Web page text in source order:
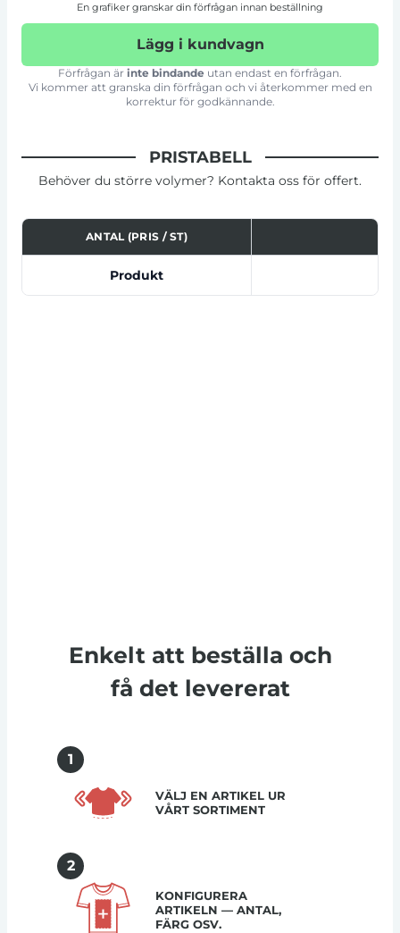
En grafiker granskar din förfrågan innan beställning
Lägg i kundvagn
Förfrågan är inte bindande utan endast en förfrågan.
Vi kommer att granska din förfrågan och vi återkommer med en
korrektur för godkännande.
PRISTABELL
Behöver du större volymer? Kontakta oss för offert.
ANTAL (PRIS / ST)
Produkt
Enkelt att beställa och
få det levererat
1
VÄLJ EN ARTIKEL UR
VÅRT SORTIMENT
2
KONFIGURERA
ARTIKELN — ANTAL,
FÄRG OSV.